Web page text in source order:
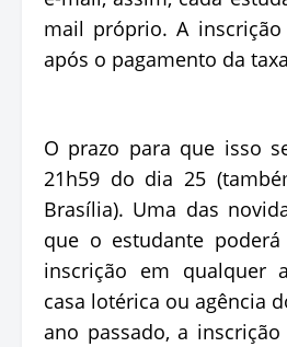
mail próprio. A
após o pagamento da
O prazo para que isso
21h59 do dia 25
Brasília). Uma das
que o estudante
inscrição em qualquer
casa lotérica ou agência
ano passado, a